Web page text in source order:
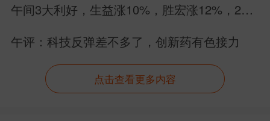
午间3大利好，生益涨10%，胜宏涨12%，26
午评：科技反弹差不多了，创新药有色接力
点击查看更多内容